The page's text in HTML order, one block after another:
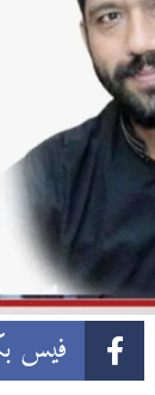
فیس